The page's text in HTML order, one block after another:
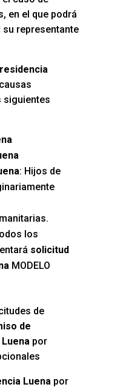
en el que podrá
representante
siguientes
: Hijos de
los
solicitud
MODELO
de
de
por
Luenapor